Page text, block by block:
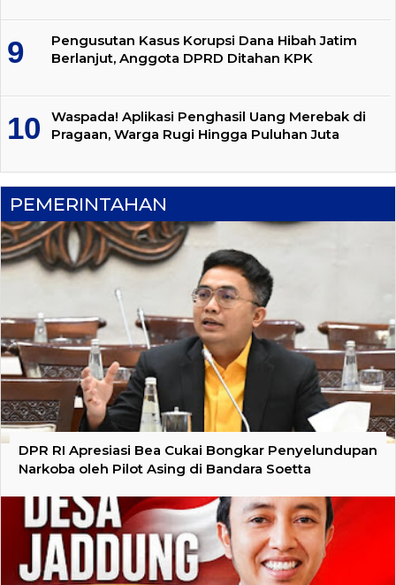
Pengusutan Kasus Korupsi Dana Hibah Jatim
Berlanjut, Anggota DPRD Ditahan KPK
Waspada! Aplikasi Penghasil Uang Merebak di
Pragaan, Warga Rugi Hingga Puluhan Juta
PEMERINTAHAN
DPR RI Apresiasi Bea Cukai Bongkar Penyelundupan
Narkoba oleh Pilot Asing di Bandara Soetta